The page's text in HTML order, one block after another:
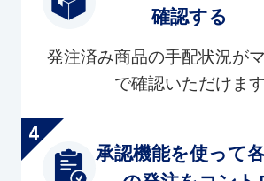
確認する
発注済み商品の手配状況が
で確認いただけます
承認機能を使って